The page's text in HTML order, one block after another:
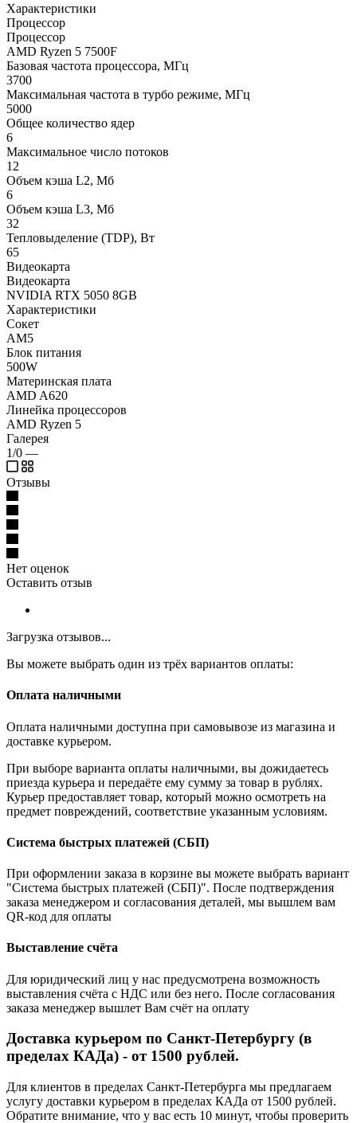
Характеристики
Процессор
Процессор
AMD Ryzen 5 7500F
Базовая частота процессора, МГц
3700
Максимальная частота в турбо режиме, МГц
5000
Общее количество ядер
6
Максимальное число потоков
12
Объем кэша L2, Мб
6
Объем кэша L3, Мб
32
Тепловыделение (TDP), Вт
65
Видеокарта
Видеокарта
NVIDIA RTX 5050 8GB
Характеристики
Сокет
AM5
Блок питания
500W
Материнская плата
AMD A620
Линейка процессоров
AMD Ryzen 5
Галерея
1/0 —
Отзывы
Нет оценок
Оставить отзыв
Загрузка отзывов...
Вы можете выбрать один из трёх вариантов оплаты:
Оплата наличными
Оплата наличными доступна при самовывозе из магазина и
доставке курьером.
При выборе варианта оплаты наличными, вы дожидаетесь
приезда курьера и передаёте ему сумму за товар в рублях.
Курьер предоставляет товар, который можно осмотреть на
предмет повреждений, соответствие указанным условиям.
Система быстрых платежей (СБП)
При оформлении заказа в корзине вы можете выбрать вариант
"Система быстрых платежей (СБП)". После подтверждения
заказа менеджером и согласования деталей, мы вышлем вам
QR-код для оплаты
Выставление счёта
Для юридический лиц у нас предусмотрена возможность
выставления счёта с НДС или без него. После согласования
заказа менеджер вышлет Вам счёт на оплату
Доставка курьером по Санкт-Петербургу (в
пределах КАДа) - от 1500 рублей.
Для клиентов в пределах Санкт-Петербурга мы предлагаем
услугу доставки курьером в пределах КАДа от 1500 рублей.
Обратите внимание, что у вас есть 10 минут, чтобы проверить